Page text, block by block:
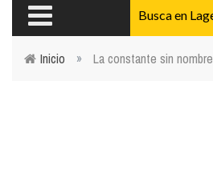
Inicio » La constante sin nombre